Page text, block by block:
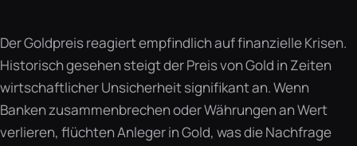
Der Goldpreis reagiert empfindlich auf finanzielle Krisen.
Historisch gesehen steigt der Preis von Gold in Zeiten
wirtschaftlicher Unsicherheit signifikant an. Wenn
Banken zusammenbrechen oder Währungen an Wert
verlieren, flüchten Anleger in Gold, was die Nachfrage